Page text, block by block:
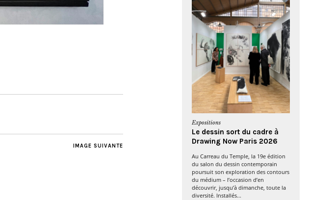
IMAGE SUIVANTE
Expositions
Le dessin sort du cadre à
Drawing Now Paris 2026
Au Carreau du Temple, la 19e édition
du salon du dessin contemporain
poursuit son exploration des contours
du médium – l’occasion d’en
découvrir, jusqu’à dimanche, toute la
diversité. Installés...